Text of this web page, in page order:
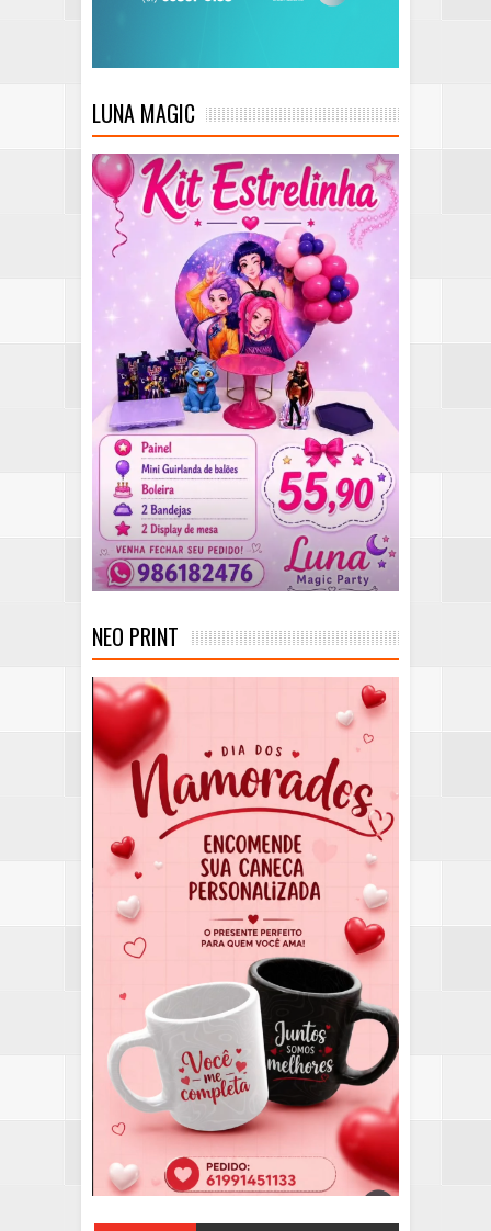
LUNA MAGIC
NEO PRINT